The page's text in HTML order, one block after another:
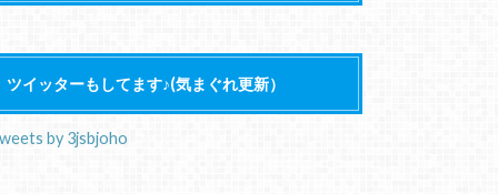
ツイッターもしてます♪(気まぐれ更新）
by 3jsbjoho